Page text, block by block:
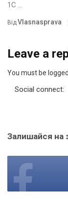
1С ...
ВідVlasnasprava
Leave a
You must be
Social connect:
Залишайся на